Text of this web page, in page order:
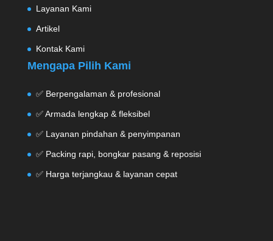
Layanan Kami
Artikel
Kontak Kami
Mengapa Pilih Kami
✅ Berpengalaman & profesional
✅ Armada lengkap & fleksibel
✅ Layanan pindahan & penyimpanan
✅ Packing rapi, bongkar pasang & reposisi
✅ Harga terjangkau & layanan cepat